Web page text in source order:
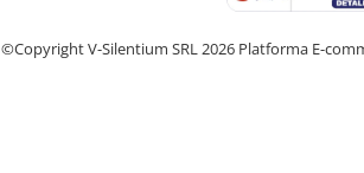
©Copyright V-Silentium SRL 2026 Platforma E-